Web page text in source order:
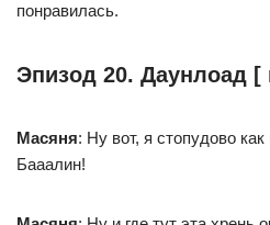
понравилась.
Эпизод 20. Даунлоад [
Масяня: Ну вот, я стопудово
Бааалин!